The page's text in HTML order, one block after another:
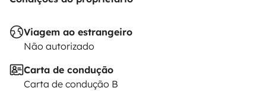
Viagem ao estrangeiro
Não autorizado
Carta de condução
Carta de condução B